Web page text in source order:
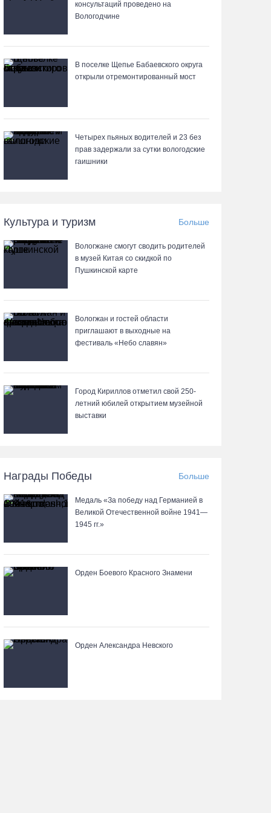
В 2026 году аппараты МРТ появятся в двух
вологодских медучреждениях
07.08.26 / 11:18
07.08.26 / 10:56
велосипедиста
города фестивалем кузнечного мастерства
Почти 60 тысяч вологжан научились защищать
себя от киберугроз
На Вологодчине подвели итоги XII областной
Манты, речные прогулки и концерты
музыкантов ждут гостей на Дне города Тотьмы
Вологодские «пчелки» усилились еще одним
«Череповец» на предпоследнее место
консультаций проведено на
Вологодчине
В поселке Щепье Бабаевского округа
открыли отремонтированный мост
Четырех пьяных водителей и 23 без
прав задержали за сутки вологодские
гаишники
Культура и туризм Больше
Вологжане смогут сводить родителей
в музей Китая со скидкой по
Пушкинской карте
Вологжан и гостей области
приглашают в выходные на
фестиваль «Небо славян»
Город Кириллов отметил свой 250-
летний юбилей открытием музейной
выставки
Награды Победы Больше
Медаль «За победу над Германией в
Великой Отечественной войне 1941—
1945 гг.»
Орден Боевого Красного Знамени
Орден Александра Невского